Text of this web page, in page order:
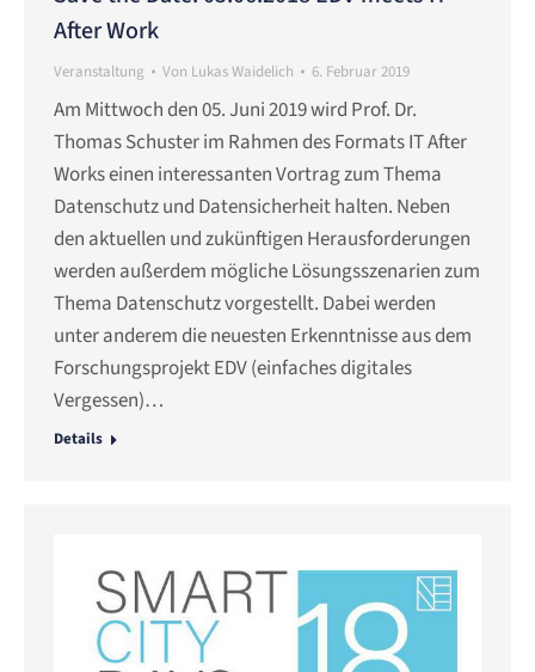
After Work
Veranstaltung Von Lukas Waidelich 6. Februar 2019
Am Mittwoch den 05. Juni 2019 wird Prof. Dr.
Thomas Schuster im Rahmen des Formats IT After
Works einen interessanten Vortrag zum Thema
Datenschutz und Datensicherheit halten. Neben
den aktuellen und zukünftigen Herausforderungen
werden außerdem mögliche Lösungsszenarien zum
Thema Datenschutz vorgestellt. Dabei werden
unter anderem die neuesten Erkenntnisse aus dem
Forschungsprojekt EDV (einfaches digitales
Vergessen)…
Details